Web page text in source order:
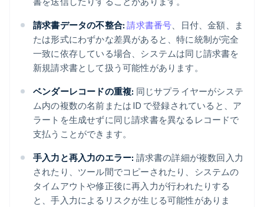
請求書データの不整合: 請求書番号、日付、金額、ま
たは形式にわずかな差異があると、特に統制が完全
一致に依存している場合、システムは同じ請求書を
新規請求書として扱う可能性があります。
ベンダーレコードの重複: 同じサプライヤーがシステ
ム内の複数の名前または ID で登録されていると、ア
ラートを生成せずに同じ請求書を異なるレコードで
支払うことができます。
手入力と再入力のエラー: 請求書の詳細が複数回入力
されたり、ツール間でコピーされたり、システムの
タイムアウトや修正後に再入力が行われたりする
と、手入力によるリスクが生じる可能性がありま